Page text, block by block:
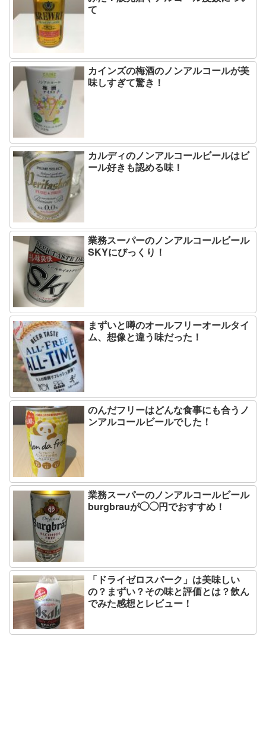
て
カインズの梅酒のノンアルコールが美
味しすぎて驚き！
カルディのノンアルコールビールはビ
ール好きも認める味！
業務スーパーのノンアルコールビール
SKYにびっくり！
まずいと噂のオールフリーオールタイ
ム、想像と違う味だった！
のんだフリーはどんな食事にも合うノ
ンアルコールビールでした！
業務スーパーのノンアルコールビール
burgbrauが◯◯円でおすすめ！
「ドライゼロスパーク」は美味しい
の？まずい？その味と評価とは？飲ん
でみた感想とレビュー！